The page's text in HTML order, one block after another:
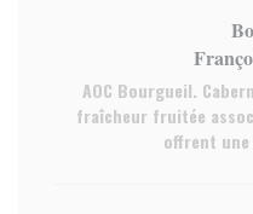
AOC Bourgueil.
fraîcheur fruitée
offrent une